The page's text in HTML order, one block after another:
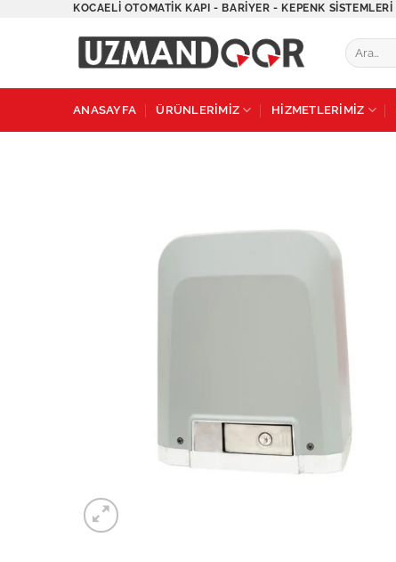
KOCAELI OTOMATIK KAPI - BARIYER - KEPENK SISTEMLERI
Ara:
ANASAYFA ÜRÜNLERİMİZ HİZMETLERİMİZ